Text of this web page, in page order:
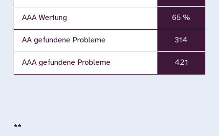
AAA Wertung 65 %
AA gefundene Probleme 314
AAA gefundene Probleme 421
**